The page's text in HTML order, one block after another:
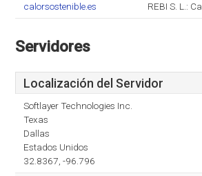
calorsostenible.es REBI S. L.:
Servidores
Localización del Servidor
Softlayer Technologies Inc.
Texas
Dallas
Estados Unidos
32.8367, -96.796